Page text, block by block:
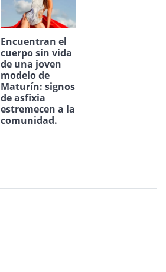
Encuentran el
cuerpo sin vida
de una joven
modelo de
Maturín: signos
de asfixia
estremecen a la
comunidad.